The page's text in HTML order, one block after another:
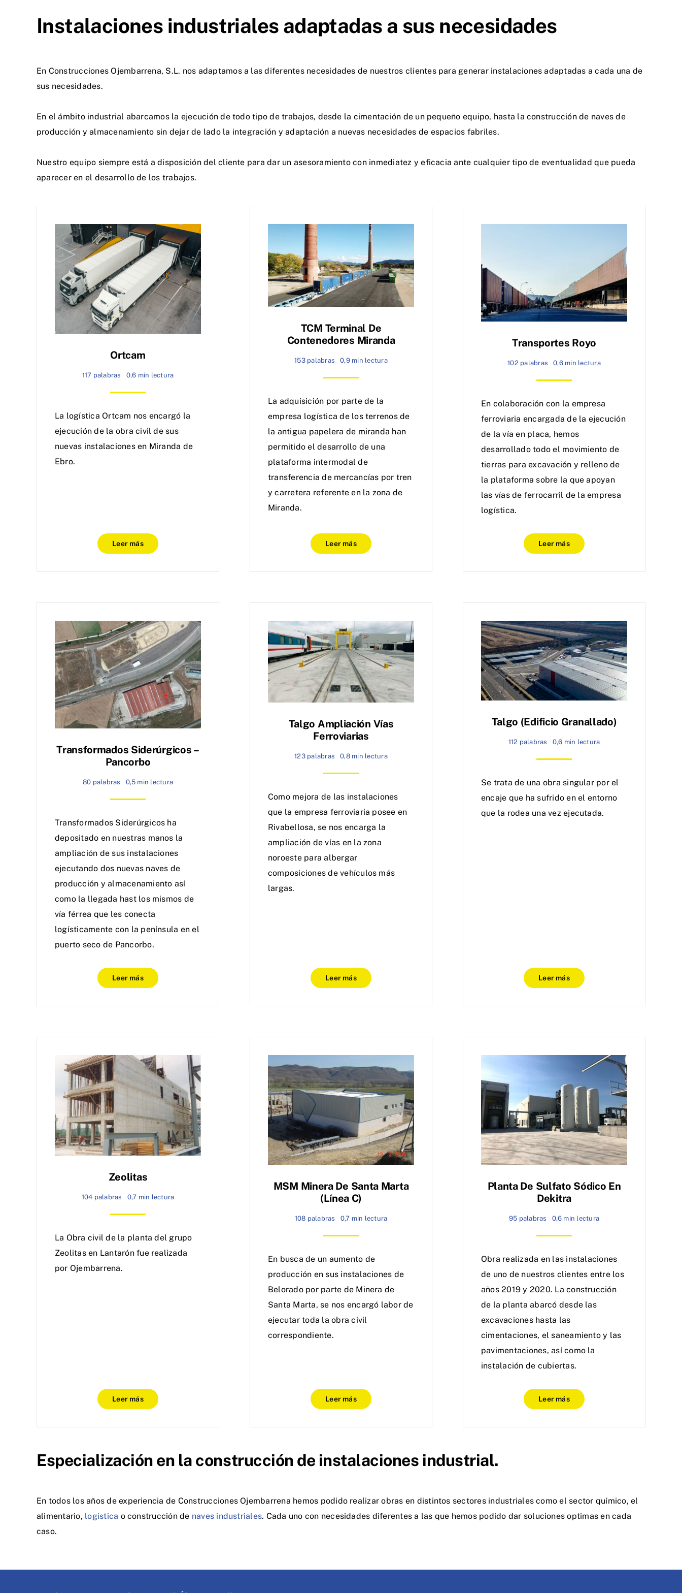
Instalaciones industriales adaptadas a sus necesidades
En Construcciones Ojembarrena, S.L. nos adaptamos a las diferentes necesidades de nuestros clientes para generar instalaciones adaptadas a cada una de
sus necesidades.
En el ámbito industrial abarcamos la ejecución de todo tipo de trabajos, desde la cimentación de un pequeño equipo, hasta la construcción de naves de
producción y almacenamiento sin dejar de lado la integración y adaptación a nuevas necesidades de espacios fabriles.
Nuestro equipo siempre está a disposición del cliente para dar un asesoramiento con inmediatez y eficacia ante cualquier tipo de eventualidad que pueda
aparecer en el desarrollo de los trabajos.
Ortcam
117 palabras 0,6 min lectura
La logística Ortcam nos encargó la
ejecución de la obra civil de sus
nuevas instalaciones en Miranda de
Ebro.
Leer más
TCM Terminal De
Contenedores Miranda
153 palabras 0,9 min lectura
La adquisición por parte de la
empresa logística de los terrenos de
la antigua papelera de miranda han
permitido el desarrollo de una
plataforma intermodal de
transferencia de mercancías por tren
y carretera referente en la zona de
Miranda.
Leer más
Transportes Royo
102 palabras 0,6 min lectura
En colaboración con la empresa
ferroviaria encargada de la ejecución
de la vía en placa, hemos
desarrollado todo el movimiento de
tierras para excavación y relleno de
la plataforma sobre la que apoyan
las vías de ferrocarril de la empresa
logística.
Leer más
Transformados Siderúrgicos –
Pancorbo
80 palabras 0,5 min lectura
Transformados Siderúrgicos ha
depositado en nuestras manos la
ampliación de sus instalaciones
ejecutando dos nuevas naves de
producción y almacenamiento así
como la llegada hast los mismos de
vía férrea que les conecta
logísticamente con la península en el
puerto seco de Pancorbo.
Leer más
Talgo Ampliación Vías
Ferroviarias
123 palabras 0,8 min lectura
Como mejora de las instalaciones
que la empresa ferroviaria posee en
Rivabellosa, se nos encarga la
ampliación de vías en la zona
noroeste para albergar
composiciones de vehículos más
largas.
Leer más
Talgo (edificio Granallado)
112 palabras 0,6 min lectura
Se trata de una obra singular por el
encaje que ha sufrido en el entorno
que la rodea una vez ejecutada.
Leer más
Zeolitas
104 palabras 0,7 min lectura
La Obra civil de la planta del grupo
Zeolitas en Lantarón fue realizada
por Ojembarrena.
Leer más
MSM Minera De Santa Marta
(línea C)
108 palabras 0,7 min lectura
En busca de un aumento de
producción en sus instalaciones de
Belorado por parte de Minera de
Santa Marta, se nos encargó labor de
ejecutar toda la obra civil
correspondiente.
Leer más
Planta De Sulfato Sódico En
Dekitra
95 palabras 0,6 min lectura
Obra realizada en las instalaciones
de uno de nuestros clientes entre los
años 2019 y 2020. La construcción
de la planta abarcó desde las
excavaciones hasta las
cimentaciones, el saneamiento y las
pavimentaciones, así como la
instalación de cubiertas.
Leer más
Especialización en la construcción de instalaciones industrial.
En todos los años de experiencia de Construcciones Ojembarrena hemos podido realizar obras en distintos sectores industriales como el sector químico, el
alimentario, logística o construcción de naves industriales. Cada uno con necesidades diferentes a las que hemos podido dar soluciones optimas en cada
caso.